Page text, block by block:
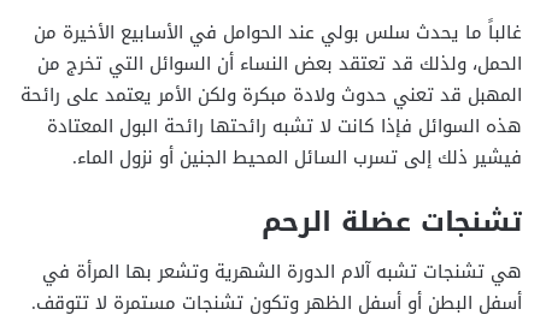
غالباً ما يحدث سلس بولي عند الحوامل في الأسابيع الأخيرة من
الحمل، ولذلك قد تعتقد بعض النساء أن السوائل التي تخرج من
المهبل قد تعني حدوث ولادة مبكرة ولكن الأمر يعتمد على رائحة
هذه السوائل فإذا كانت لا تشبه رائحتها رائحة البول المعتادة
فيشير ذلك إلى تسرب السائل المحيط الجنين أو نزول الماء.
تشنجات عضلة الرحم
هي تشنجات تشبه آلام الدورة الشهرية وتشعر بها المرأة في
أسفل البطن أو أسفل الظهر وتكون تشنجات مستمرة لا تتوقف.